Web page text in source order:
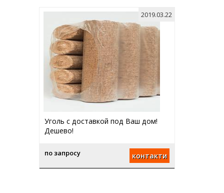
Уголь с доставкой под Ваш дом!
Дешево!
по запросу контакти
2019.03.22